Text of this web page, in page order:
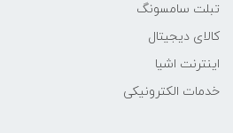
تبلت سامسونگ
کالای دیجیتال
اینترنت اشیا
خدمات الکترونیکی